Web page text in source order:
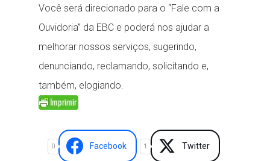
Você será direcionado para o “Fale com a
Ouvidoria” da EBC e poderá nos ajudar a
melhorar nossos serviços, sugerindo,
denunciando, reclamando, solicitando e,
também, elogiando.
0 Facebook 1 Twitter